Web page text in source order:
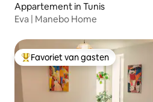
Appartement in Tunis
Eva | Manebo Home
Topfavoriet van gasten
Favoriet van gasten